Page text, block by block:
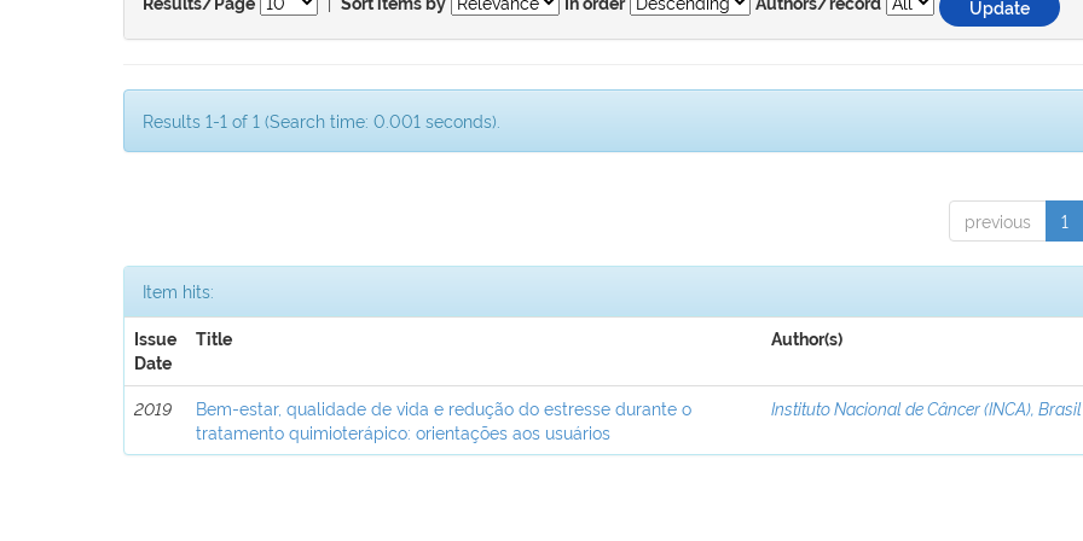
Results/Page Sort items by In order Authors/record
Results 1-1 of 1 (Search time: 0.001 seconds).
previous 1
Item hits:
Issue
Date
Title Author(s)
2019
Bem-estar, qualidade de vida e redução do estresse durante o
tratamento quimioterápico: orientações aos usuários
Instituto Nacional de Câncer (INCA), Brasil